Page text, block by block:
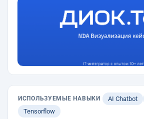
ИСПОЛЬЗУЕМЫЕ НАВЫКИ AI Chatbot
Tensorflow